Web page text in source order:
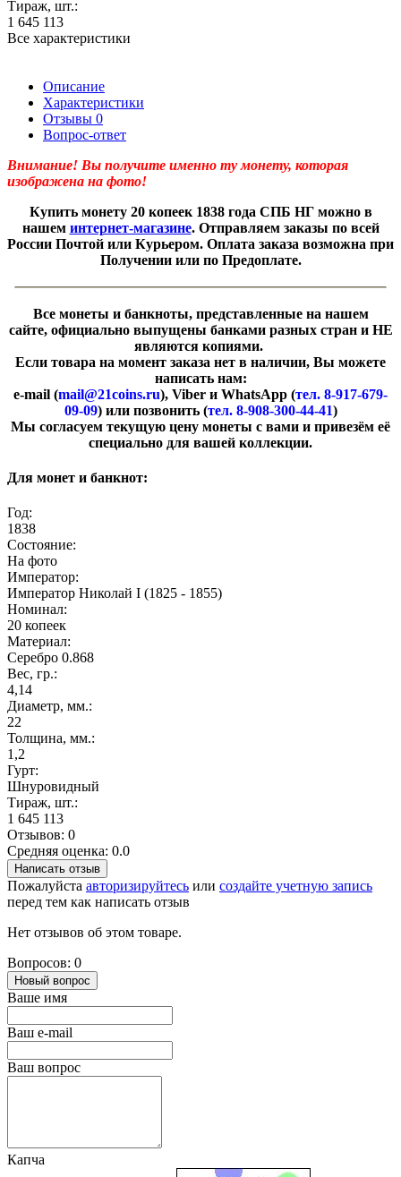
Тираж, шт.:
1 645 113
Все характеристики
Описание
Характеристики
Отзывы 0
Вопрос-ответ
Внимание! Вы получите именно ту монету, которая
изображена на фото!
Купить монету 20 копеек 1838 года СПБ НГ можно в
нашем интернет-магазине. Отправляем заказы по всей
России Почтой или Курьером. Оплата заказа возможна при
Получении или по Предоплате.
Все монеты и банкноты, представленные на нашем
сайте, официально выпущены банками разных стран и НЕ
являются копиями.
Если товара на момент заказа нет в наличии, Вы можете
написать нам:
e-mail (mail@21coins.ru), Viber и WhatsApp (тел. 8-917-679-
09-09) или позвонить (тел. 8-908-300-44-41)
​Мы согласуем текущую цену монеты с вами и привезём её
специально для вашей коллекции.
Для монет и банкнот:
Год:
1838
Состояние:
На фото
Император:
Император Николай I (1825 - 1855)
Номинал:
20 копеек
Материал:
Серебро 0.868
Вес, гр.:
4,14
Диаметр, мм.:
22
Толщина, мм.:
1,2
Гурт:
Шнуровидный
Тираж, шт.:
1 645 113
Отзывов: 0
Средняя оценка: 0.0
Написать отзыв
Пожалуйста авторизируйтесь или создайте учетную запись
перед тем как написать отзыв
Нет отзывов об этом товаре.
Вопросов: 0
Новый вопрос
Ваше имя
Ваш e-mail
Ваш вопрос
Капча